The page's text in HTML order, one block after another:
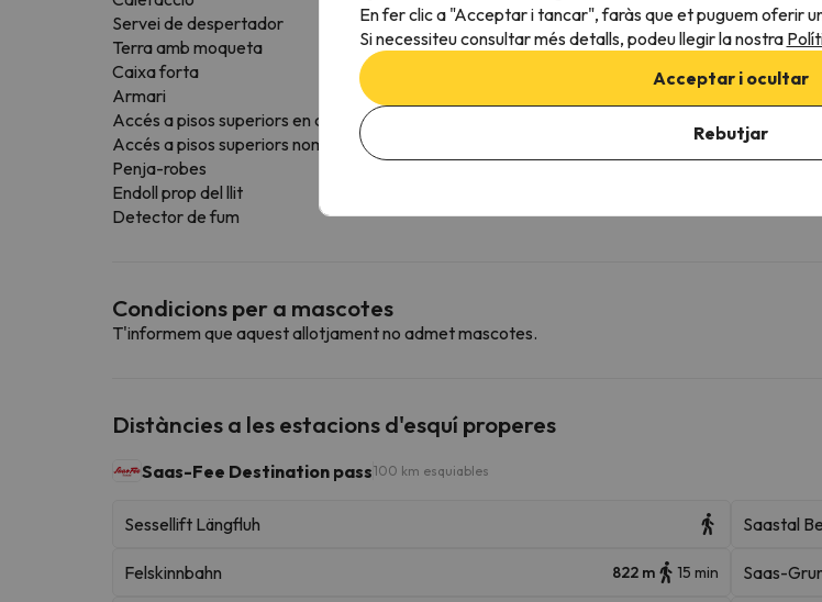
Servei de despertador
Terra amb moqueta
Caixa forta
Armari
Accés a pisos superiors en ascensor
Accés a pisos superiors només mitjançant escales
Penja-robes
Endoll prop del llit
Detector de fum
Banyera adaptada
Xampú
Disposa de tovalloles
Condicions per a mascotes
T'informem que aquest allotjament no admet mascotes.
Distàncies a les estacions d'esquí properes
Saas-Fee Destination pass100 km esquiables
Sessellift Längfluh Saastal
Felskinnbahn 822 m 15 min Saas-
En fer clic a "Acceptar i tancar", faràs que et puguem oferir
Si necessiteu consultar més detalls, podeu llegir la nostra
Acceptar i ocultar
Rebutjar